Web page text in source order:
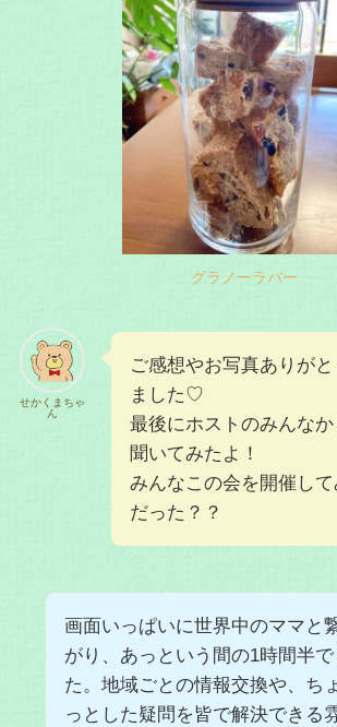
グラノーラバー
せかくまちゃ
ん
ご感想やお写真ありが
ました♡
最後にホストのみんな
聞いてみたよ！
みんなこの会を開催して
だった？？
画面いっぱいに世界中のママと
がり、あっという間の1時間半で
た。地域ごとの情報交換や、ちょ
っとした疑問を皆で解決できる